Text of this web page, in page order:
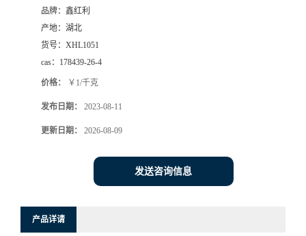
品牌： 鑫红利
产地： 湖北
货号： XHL1051
cas： 178439-26-4
价格： ￥1/千克
发布日期： 2023-08-11
更新日期： 2026-08-09
发送咨询信息
产品详请